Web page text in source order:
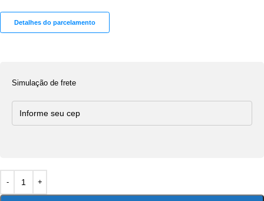
Detalhes do parcelamento
Simulação de frete